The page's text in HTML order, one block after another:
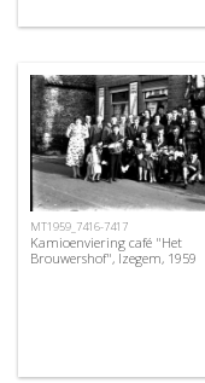
MT1959_7416-7417
Kamioenviering café "Het
Brouwershof", Izegem, 1959